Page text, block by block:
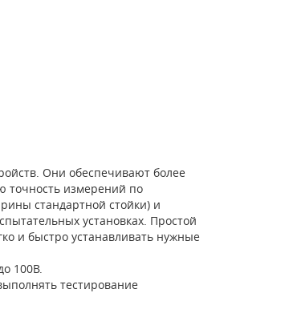
Они обеспечивают более
точность измерений по
стандартной стойки) и
установках. Простой
и быстро устанавливать нужные
100В.
тестирование